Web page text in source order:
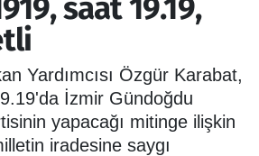
saat 19.19,
Yardımcısı Özgür Karabat,
İzmir Gündoğdu
yapacağı mitinge ilişkin
iradesine saygı